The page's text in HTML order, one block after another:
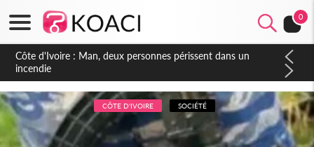
0
Côte d'Ivoire : Séileu, la célébration de la fête nationale
transformée en vaste campagne contre les produits
dépigmentants dangereux
CÔTE D'IVOIRE SOCIÉTÉ